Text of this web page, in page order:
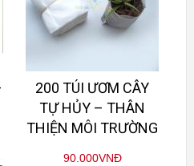
200 TÚI ƯƠM CÂY
TỰ HỦY – THÂN
THIỆN MÔI TRƯỜNG
90.000VNĐ